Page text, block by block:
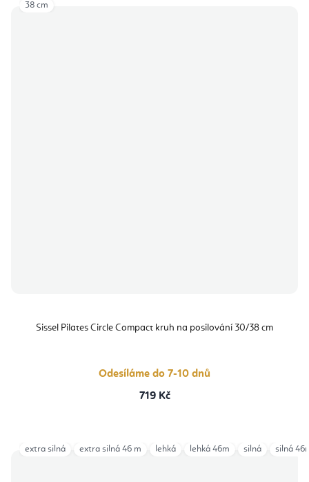
Sissel Pilates Circle Compact kruh na posilování 30/38 cm
Odesíláme do 7-10 dnů
719 Kč
38 cm
extra silná extra silná 46 m lehká lehká 46m silná silná